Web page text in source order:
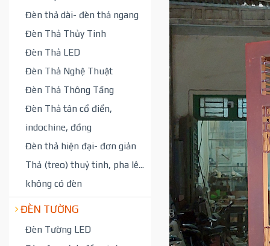
Đèn thả dài- đèn thả ngang
Đèn Thả Thủy Tinh
Đèn Thả LED
Đèn Thả Nghệ Thuật
Đèn Thả Thông Tầng
Đèn Thả tân cổ điển,
indochine, đồng
Đèn thả hiện đại- đơn giản
Thả (treo) thuỷ tinh, pha lê...
không có đèn
ĐÈN TƯỜNG
Đèn Tường LED